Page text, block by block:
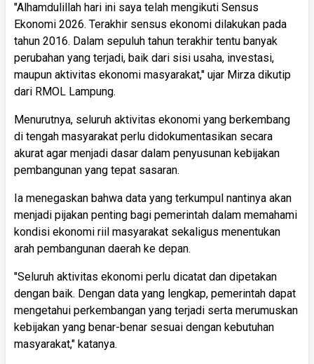
"Alhamdulillah hari ini saya telah mengikuti Sensus
Ekonomi 2026. Terakhir sensus ekonomi dilakukan pada
tahun 2016. Dalam sepuluh tahun terakhir tentu banyak
perubahan yang terjadi, baik dari sisi usaha, investasi,
maupun aktivitas ekonomi masyarakat," ujar Mirza dikutip
dari RMOL Lampung.
Menurutnya, seluruh aktivitas ekonomi yang berkembang
di tengah masyarakat perlu didokumentasikan secara
akurat agar menjadi dasar dalam penyusunan kebijakan
pembangunan yang tepat sasaran.
Ia menegaskan bahwa data yang terkumpul nantinya akan
menjadi pijakan penting bagi pemerintah dalam memahami
kondisi ekonomi riil masyarakat sekaligus menentukan
arah pembangunan daerah ke depan.
"Seluruh aktivitas ekonomi perlu dicatat dan dipetakan
dengan baik. Dengan data yang lengkap, pemerintah dapat
mengetahui perkembangan yang terjadi serta merumuskan
kebijakan yang benar-benar sesuai dengan kebutuhan
masyarakat," katanya.